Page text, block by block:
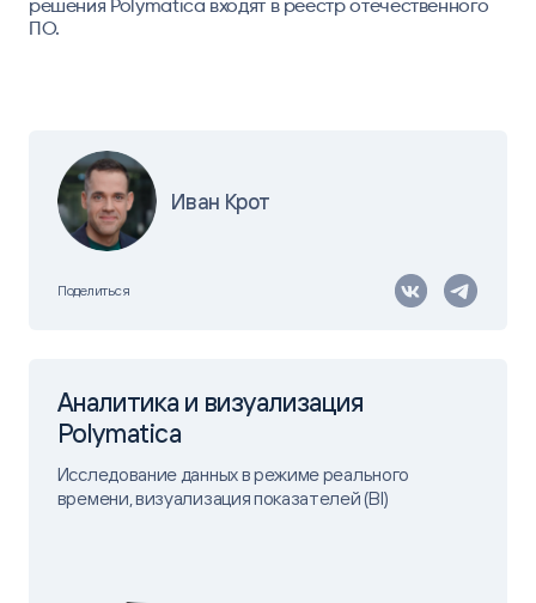
Иван Крот
Поделиться
решения Polymatica входят в реестр отечественного
ПО.
Аналитика и визуализация
Polymatica
Исследование данных в режиме реального
времени, визуализация показателей (BI)